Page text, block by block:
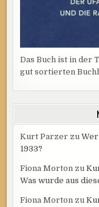
Das Buch ist in der
gut sortierten
Kurt Parzer zuWer
1933?
Fiona Morton zu
Was wurde aus
Fiona Morton zu